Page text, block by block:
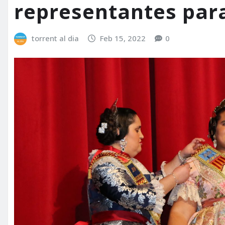
representantes
torrent al dia Feb 15, 2022 0